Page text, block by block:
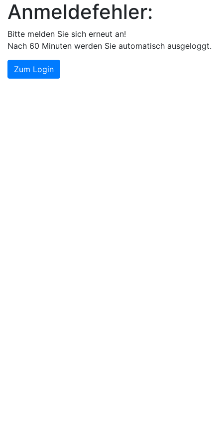
Anmeldefehler:
Bitte melden Sie sich erneut an!
Nach 60 Minuten werden Sie automatisch ausgeloggt.
Zum Login